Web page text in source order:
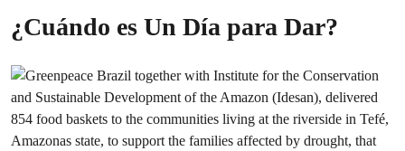
¿Cuándo es Un Día para Dar?